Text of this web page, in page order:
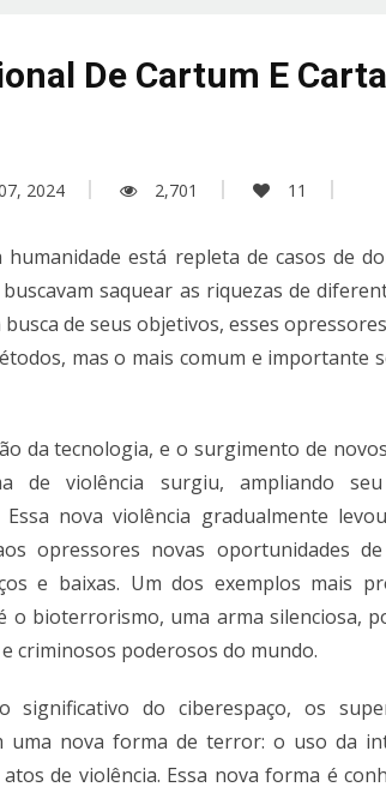
De Cartum E
2024 2,701 11
está repleta de casos de
saquear as riquezas de
de seus objetivos, esses
mas o mais comum e importante
da tecnologia, e o surgimento de
de violência surgiu, ampliando
nova violência gradualmente
opressores novas oportunidades
e baixas. Um dos exemplos mais
o bioterrorismo, uma arma silenciosa,
criminosos poderosos do mundo.
significativo do ciberespaço, os
uma nova forma de terror: o uso da
de violência. Essa nova forma é